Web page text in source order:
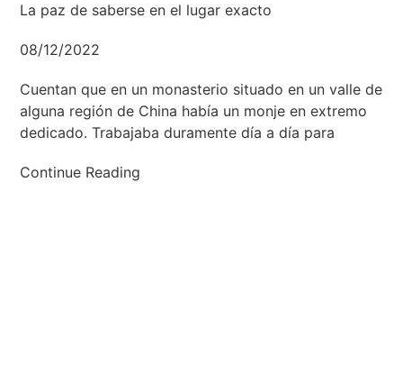
La paz de saberse en el lugar exacto
08/12/2022
Cuentan que en un monasterio situado en un valle de
alguna región de China había un monje en extremo
dedicado. Trabajaba duramente día a día para
Continue Reading